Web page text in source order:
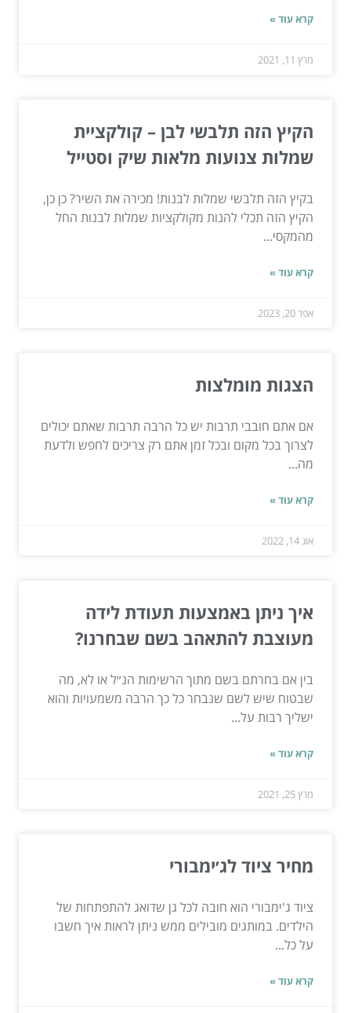
קרא עוד »
מרץ 11, 2021
הקיץ הזה תלבשי לבן – קולקציית
שמלות צנועות מלאות שיק וסטייל
בקיץ הזה תלבשי שמלות לבנות! מכירה את השיר? כן כן,
הקיץ הזה תכלי להנות מקולקציות שמלות לבנות החל
מהמקסי...
קרא עוד »
אפר 20, 2023
הצגות מומלצות
אם אתם חובבי תרבות יש כל הרבה תרבות שאתם יכולים
לצרוך בכל מקום ובכל זמן אתם רק צריכים לחפש ולדעת
מה...
קרא עוד »
אוג 14, 2022
איך ניתן באמצעות תעודת לידה
מעוצבת להתאהב בשם שבחרנו?
בין אם בחרתם בשם מתוך הרשימות הנ״ל או לא, מה
שבטוח שיש לשם שנבחר כל כך הרבה משמעויות והוא
ישליך רבות על...
קרא עוד »
מרץ 25, 2021
מחיר ציוד לג׳ימבורי
ציוד ג'ימבורי הוא חובה לכל גן שדואג להתפתחות של
הילדים. במותגים מובילים ממש ניתן לראות איך חשבו
על כל...
קרא עוד »